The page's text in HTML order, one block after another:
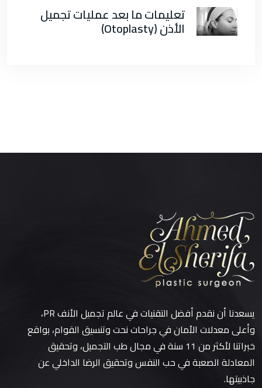
تعليمات ما بعد عمليات تجميل
الأذن (Otoplasty)
يسعدنا أن نقدم أفضل التقنيات في عالم تجميل الأنف PR،
وأعلى معدلات الأمان في جراحات نحت وتنسيق القوام، بواقع
خبراتنا لأكثر من 11 سنة في مجال طب التجميل، وتحقيق
المعادلة الصعبة في حب النفس وتحقيق الرضا الداخلي عن
جاذبيتها.